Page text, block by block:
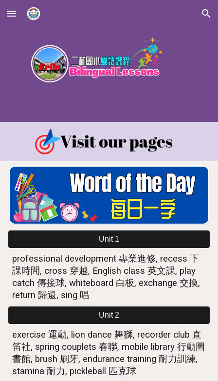
Skip to main content Skip to navigation
Unit 1
professional development 專業進修, recess 下
課時間, cross 穿越, English class 英文課, play
catch 傳接球, whiteboard 白板, exchange 交換,
return 歸還, sing 唱
Unit 2
exercise 運動, lion dance 舞獅, recorder club 直
笛社, spring couplets 春聯, mobile library 行動圖
書館, brush 刷牙, endurance training 耐力訓練,
stamina 耐力, pickleball 匹克球